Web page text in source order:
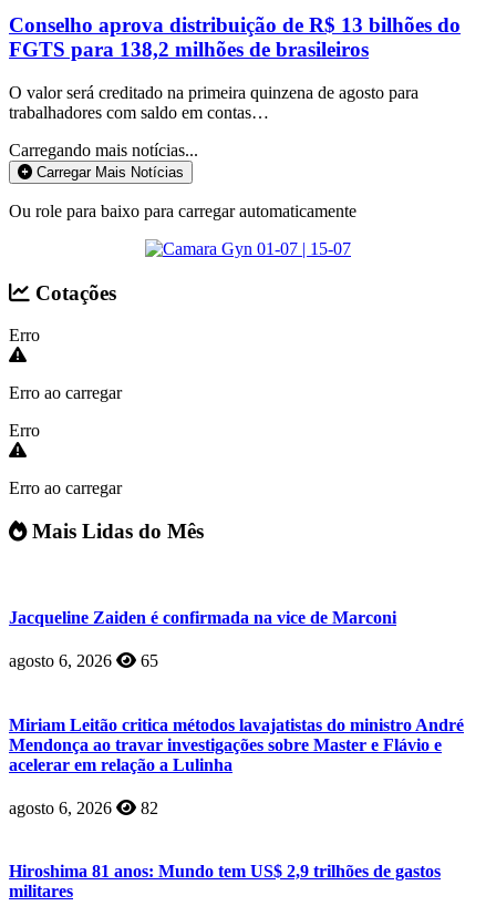
Conselho aprova distribuição de R$ 13 bilhões do
FGTS para 138,2 milhões de brasileiros
O valor será creditado na primeira quinzena de agosto para
trabalhadores com saldo em contas…
Carregando mais notícias...
Carregar Mais Notícias
Ou role para baixo para carregar automaticamente
Cotações
Erro
Erro ao carregar
Erro
Erro ao carregar
Mais Lidas do Mês
Jacqueline Zaiden é confirmada na vice de Marconi
agosto 6, 2026 65
Miriam Leitão critica métodos lavajatistas do ministro André
Mendonça ao travar investigações sobre Master e Flávio e
acelerar em relação a Lulinha
agosto 6, 2026 82
Hiroshima 81 anos: Mundo tem US$ 2,9 trilhões de gastos
militares